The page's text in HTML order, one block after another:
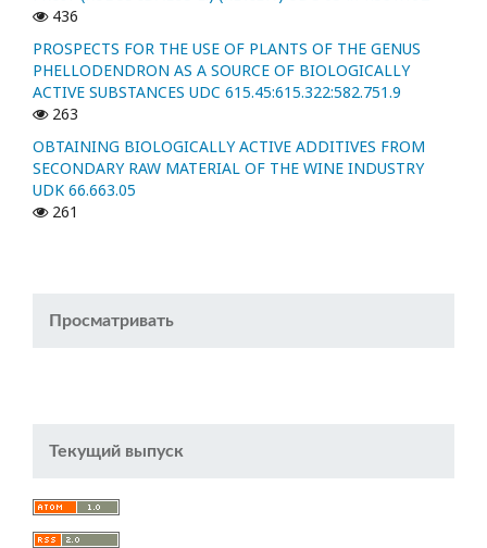
436
PROSPECTS FOR THE USE OF PLANTS OF THE GENUS
PHELLODENDRON AS A SOURCE OF BIOLOGICALLY
ACTIVE SUBSTANCES UDC 615.45:615.322:582.751.9
263
OBTAINING BIOLOGICALLY ACTIVE ADDITIVES FROM
SECONDARY RAW MATERIAL OF THE WINE INDUSTRY
UDK 66.663.05
261
Просматривать
Текущий выпуск